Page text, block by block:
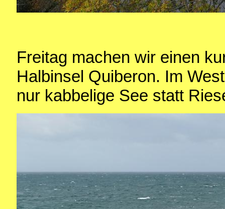
Freitag machen wir einen
Halbinsel Quiberon. Im
nur kabbelige See statt